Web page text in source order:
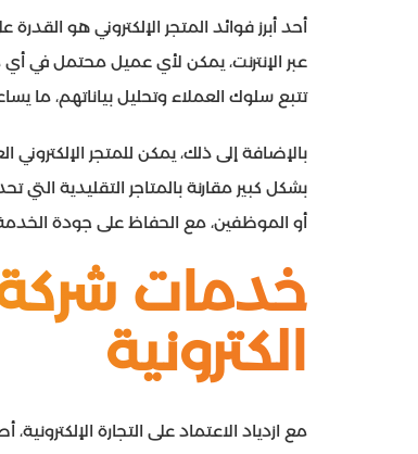
أحد أبرز فوائد المتجر الإلكتروني هو
عبر الإنترنت، يمكن لأي عميل محتمل في
تتبع سلوك العملاء وتحليل بياناتهم،
بشكل كبير مقارنة بالمتاجر التقليدية
أو الموظفين، مع الحفاظ على جودة
خدمات
الكترونية
مع ازدياد الاعتماد على التجارة